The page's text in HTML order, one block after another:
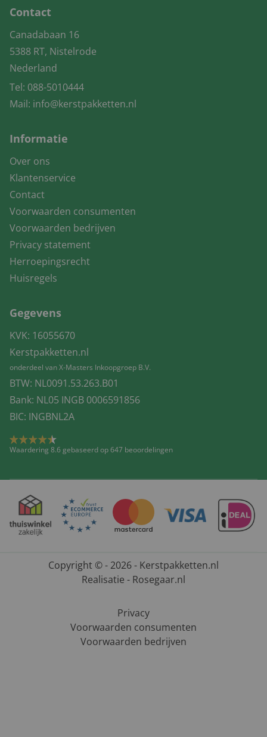
Contact
Canadabaan 16
5388 RT, Nistelrode
Nederland
Tel: 088-5010444
Mail: info@kerstpakketten.nl
Informatie
Over ons
Klantenservice
Contact
Voorwaarden consumenten
Voorwaarden bedrijven
Privacy statement
Herroepingsrecht
Huisregels
Gegevens
KVK: 16055670
Kerstpakketten.nl
onderdeel van X-Masters Inkoopgroep B.V.
BTW: NL0091.53.263.B01
Bank: NL05 INGB 0006591856
BIC: INGBNL2A
Waardering 8.6 gebaseerd op 647 beoordelingen
Copyright © - 2026 - Kerstpakketten.nl
Realisatie - Rosegaar.nl
Privacy
Voorwaarden consumenten
Voorwaarden bedrijven